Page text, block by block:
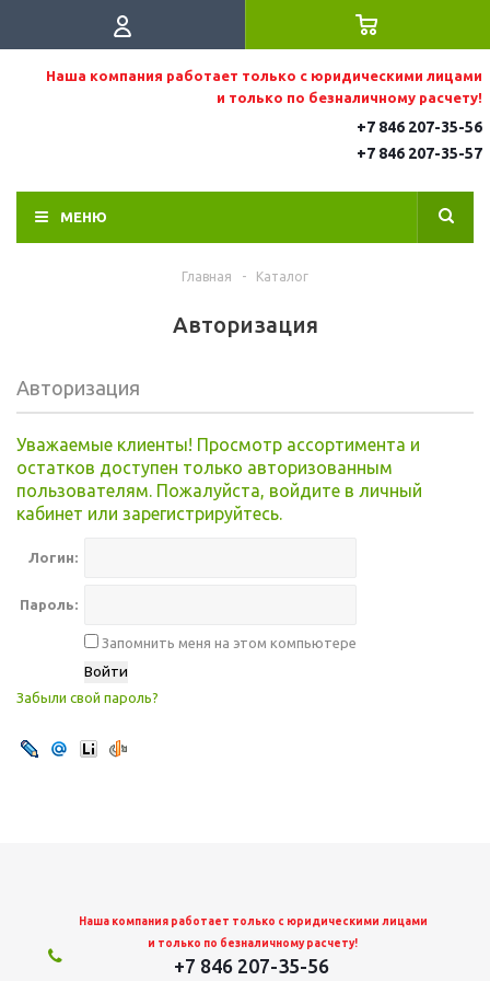
Наша компания работает только с юридическими лицами
и только по безналичному расчету!
+7 846 207-35-56
+7 846 207-35-57
МЕНЮ
Главная - Каталог
Авторизация
Авторизация
Уважаемые клиенты! Просмотр ассортимента и
остатков доступен только авторизованным
пользователям. Пожалуйста, войдите в личный
кабинет или зарегистрируйтесь.
Логин:
Пароль:
Запомнить меня на этом компьютере
Забыли свой пароль?
Наша компания работает только с юридическими лицами
и только по безналичному расчету!
+7 846 207-35-56